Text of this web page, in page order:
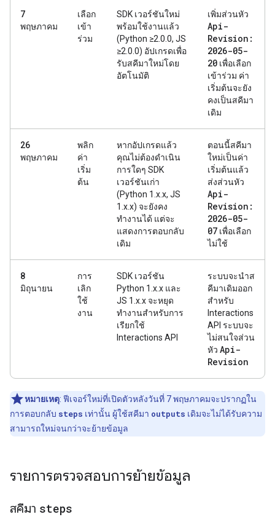
7
พฤษภาคม
เลือก
เข้า
ร่วม
SDK เวอร์ชันใหม่
พร้อมใช้งานแล้ว
(Python ≥2.0.0, JS
≥2.0.0) อัปเกรดเพื่อ
รับสคีมาใหม่โดย
อัตโนมัติ
เพิ่มส่วนหัว
Api-
Revision:
2026-05-
20 เพื่อเลือก
เข้าร่วม ค่า
เริ่มต้นจะยัง
คงเป็นสคีมา
เดิม
26
พฤษภาคม
พลิก
ค่า
เริ่ม
ต้น
หากอัปเกรดแล้ว
คุณไม่ต้องดำเนิน
การใดๆ SDK
เวอร์ชันเก่า
(Python 1.x.x, JS
1.x.x) จะยังคง
ทำงานได้ แต่จะ
แสดงการตอบกลับ
เดิม
ตอนนี้สคีมา
ใหม่เป็นค่า
เริ่มต้นแล้ว
ส่งส่วนหัว
Api-
Revision:
2026-05-
07 เพื่อเลือก
ไม่ใช้
8
มิถุนายน
การ
เลิก
ใช้
งาน
SDK เวอร์ชัน
Python 1.x.x และ
JS 1.x.x จะหยุด
ทำงานสำหรับการ
เรียกใช้
Interactions API
ระบบจะนำส
คีมาเดิมออก
สำหรับ
Interactions
API ระบบจะ
ไม่สนใจส่วน
หัว Api-
Revision
หมายเหตุ: ฟีเจอร์ใหม่ที่เปิดตัวหลังวันที่ 7 พฤษภาคมจะปรากฏใน
การตอบกลับ steps เท่านั้น ผู้ใช้สคีมา outputs เดิมจะไม่ได้รับความ
สามารถใหม่จนกว่าจะย้ายข้อมูล
รายการตรวจสอบการย้ายข้อมูล
สคีมา steps